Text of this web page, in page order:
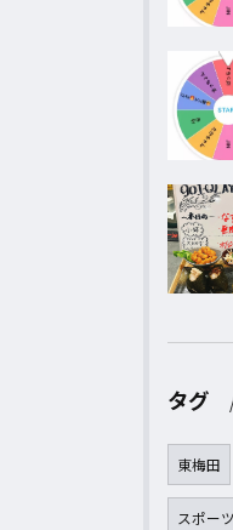
タグ
東梅田
スポーツ